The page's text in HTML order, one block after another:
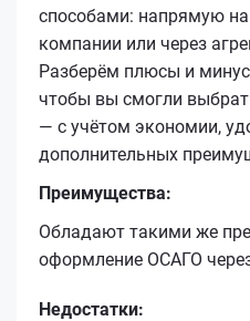
способами: напрямую на
компании или через
Разберём плюсы и
чтобы вы смогли
— с учётом экономии,
дополнительных
Преимущества:
Обладают такими же
оформление ОСАГО
Недостатки: